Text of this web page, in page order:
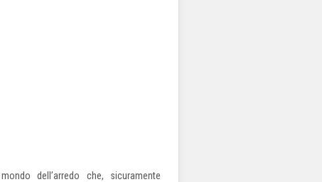
dell’arredo che, sicuramente